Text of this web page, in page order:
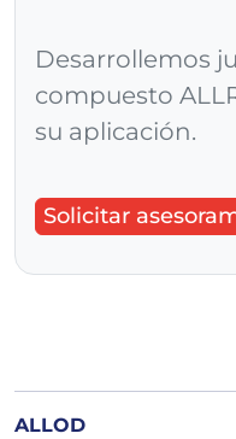
Desarrollemos
compuesto
su aplicación.
Solicitar
ALLOD